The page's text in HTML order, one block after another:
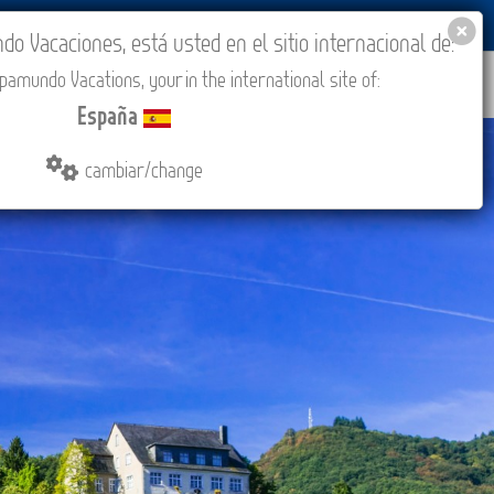
COMPRAR CONTACTO MÁS
Vacaciones, está usted en el sitio internacional de:
Vacations, your in the international site of:
España
cambiar/change